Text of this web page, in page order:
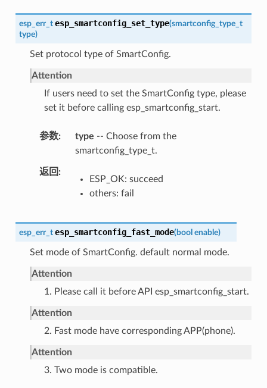
esp_err_t esp_smartconfig_set_type(smartconfig_type_t
type)
Set protocol type of SmartConfig.
Attention
If users need to set the SmartConfig type, please
set it before calling esp_smartconfig_start.
参数 type -- Choose from the
smartconfig_type_t.
返回
ESP_OK: succeed
others: fail
esp_err_t esp_smartconfig_fast_mode(bool enable)
Set mode of SmartConfig. default normal mode.
Attention
1. Please call it before API esp_smartconfig_start.
Attention
2. Fast mode have corresponding APP(phone).
Attention
3. Two mode is compatible.